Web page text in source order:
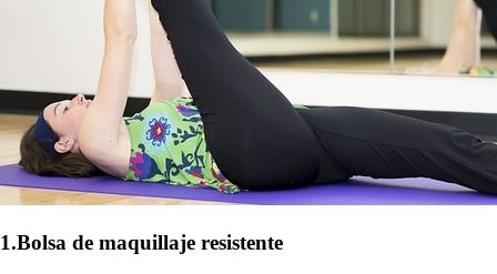
1.Bolsa de maquillaje resistente